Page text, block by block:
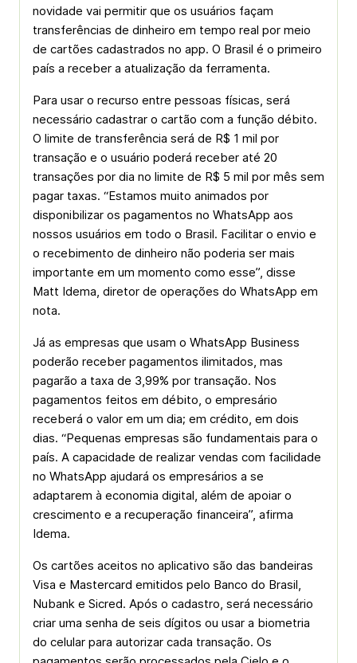
novidade vai permitir que os usuários façam
transferências de dinheiro em tempo real por meio
de cartões cadastrados no app. O Brasil é o primeiro
país a receber a atualização da ferramenta.
Para usar o recurso entre pessoas físicas, será
necessário cadastrar o cartão com a função débito.
O limite de transferência será de R$ 1 mil por
transação e o usuário poderá receber até 20
transações por dia no limite de R$ 5 mil por mês sem
pagar taxas. “Estamos muito animados por
disponibilizar os pagamentos no WhatsApp aos
nossos usuários em todo o Brasil. Facilitar o envio e
o recebimento de dinheiro não poderia ser mais
importante em um momento como esse”, disse
Matt Idema, diretor de operações do WhatsApp em
nota.
Já as empresas que usam o WhatsApp Business
poderão receber pagamentos ilimitados, mas
pagarão a taxa de 3,99% por transação. Nos
pagamentos feitos em débito, o empresário
receberá o valor em um dia; em crédito, em dois
dias. “Pequenas empresas são fundamentais para o
país. A capacidade de realizar vendas com facilidade
no WhatsApp ajudará os empresários a se
adaptarem à economia digital, além de apoiar o
crescimento e a recuperação financeira”, afirma
Idema.
Os cartões aceitos no aplicativo são das bandeiras
Visa e Mastercard emitidos pelo Banco do Brasil,
Nubank e Sicred. Após o cadastro, será necessário
criar uma senha de seis dígitos ou usar a biometria
do celular para autorizar cada transação. Os